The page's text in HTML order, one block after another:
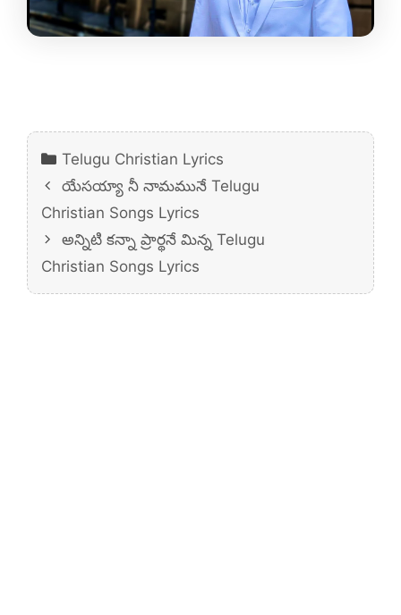
Categories
Telugu Christian Lyrics
యేసయ్యా నీ నామమునే Telugu
Christian Songs Lyrics
అన్నిటి కన్నా ప్రార్థనే మిన్న Telugu
Christian Songs Lyrics